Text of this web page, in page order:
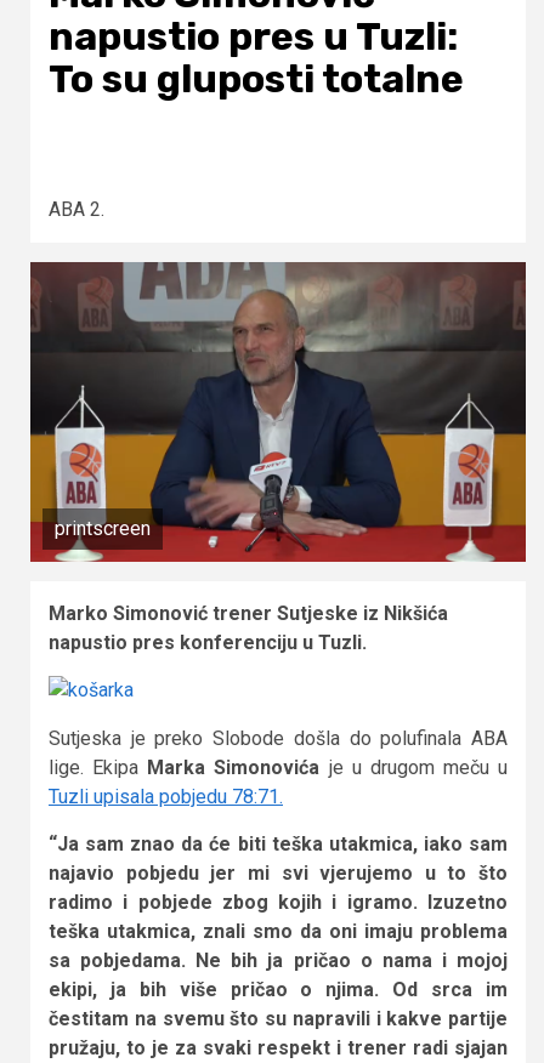
napustio pres u Tuzli:
To su gluposti totalne
ABA 2.
printscreen
Marko Simonović trener Sutjeske iz Nikšića
napustio pres konferenciju u Tuzli.
Sutjeska je preko Slobode došla do polufinala ABA
lige. Ekipa Marka Simonovića je u drugom meču u
Tuzli upisala pobjedu 78:71.
“Ja sam znao da će biti teška utakmica, iako sam
najavio pobjedu jer mi svi vjerujemo u to što
radimo i pobjede zbog kojih i igramo. Izuzetno
teška utakmica, znali smo da oni imaju problema
sa pobjedama. Ne bih ja pričao o nama i mojoj
ekipi, ja bih više pričao o njima. Od srca im
čestitam na svemu što su napravili i kakve partije
pružaju, to je za svaki respekt i trener radi sjajan